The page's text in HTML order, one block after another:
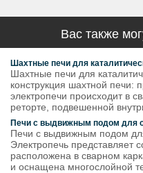
Вас также
Шахтные печи для
Шахтные печи для
конструкция шахтной печи:
электропечи происходит в
реторте, подвешенной
Печи с выдвижным подом для
Печи с выдвижным подом
Электропечь представляет
расположена в сварном
и оснащена многослойной